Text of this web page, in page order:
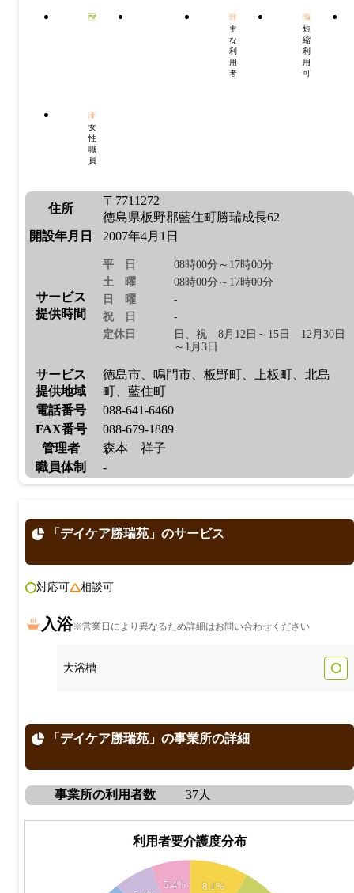
主
な
利
用
者
短
縮
利
用
可
女
性
職
員
住所
〒7711272
徳島県板野郡藍住町勝瑞成長62
開設年月日
2007年4月1日
サービス
提供時間
平日
08時00分～17時00分
土曜
08時00分～17時00分
日曜
-
祝日
-
定休日
日、祝 8月12日～15日 12月30日
～1月3日
サービス
提供地域
徳島市、鳴門市、板野町、上板町、北島
町、藍住町
電話番号
088-641-6460
FAX番号
088-679-1889
管理者
森本 祥子
職員体制
-
「デイケア勝瑞苑」のサービス
対応可 相談可
入浴※営業日により異なるため詳細はお問い合わせください
大浴槽
「デイケア勝瑞苑」の事業所の詳細
事業所の利用者数 37人
利用者要介護度分布
8.1%
5.4%